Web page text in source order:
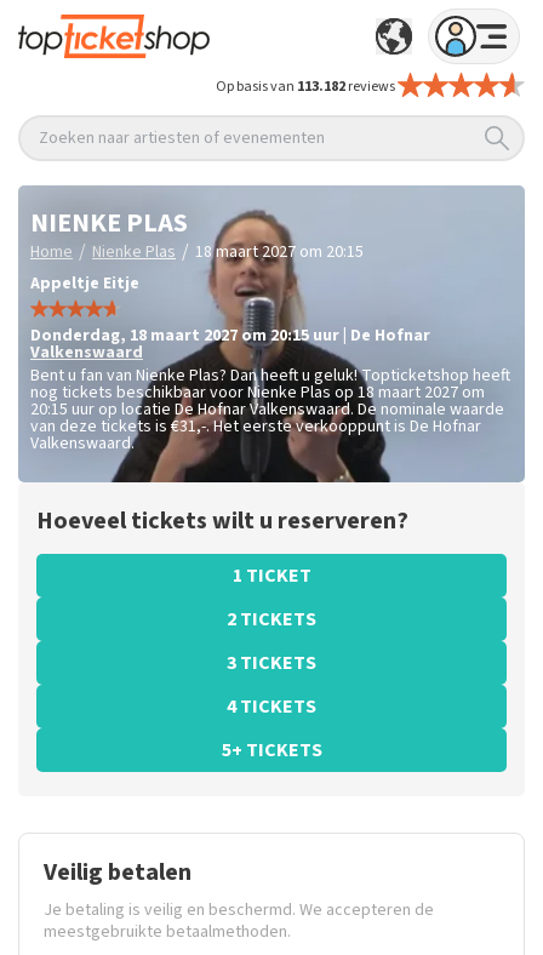
Op basis van 113.182reviews
Zoeken naar artiesten of evenementen
NIENKE PLAS
Home / Nienke Plas / 18 maart 2027 om 20:15
Appeltje Eitje
donderdag, 18 maart 2027 om 20:15 uur De Hofnar
Valkenswaard
Bent u fan van Nienke Plas? Dan heeft u geluk! Topticketshop heeft
nog tickets beschikbaar voor Nienke Plas op 18 maart 2027 om
20:15 uur op locatie De Hofnar Valkenswaard. De nominale waarde
van deze tickets is€31,-. Het eerste verkooppunt is De Hofnar
Valkenswaard.
Hoeveel tickets wilt u reserveren?
1 TICKET
2 TICKETS
3 TICKETS
4 TICKETS
5+ TICKETS
Veilig betalen
Je betaling is veilig en beschermd. We accepteren de
meestgebruikte betaalmethoden.